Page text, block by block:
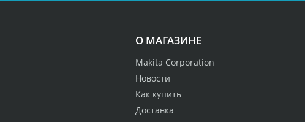
О МАГАЗИНЕ
Makita Corporation
Новости
Как купить
Доставка